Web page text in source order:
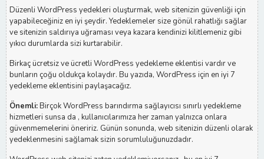
Düzenli WordPress yedekleri oluşturmak, web sitenizin güvenliği için
yapabileceğiniz en iyi şeydir. Yedeklemeler size gönül rahatlığı sağlar
ve sitenizin saldırıya uğraması veya kazara kendinizi kilitlemeniz gibi
yıkıcı durumlarda sizi kurtarabilir.
Birkaç ücretsiz ve ücretli WordPress yedekleme eklentisi vardır ve
bunların çoğu oldukça kolaydır. Bu yazıda, WordPress için en iyi 7
yedekleme eklentisini paylaşacağız.
Önemli:Birçok WordPress barındırma sağlayıcısı sınırlı yedekleme
hizmetleri sunsa da , kullanıcılarımıza her zaman yalnızca onlara
güvenmemelerini öneririz. Günün sonunda, web sitenizin düzenli olarak
yedeklenmesini sağlamak sizin sorumluluğunuzdadır.